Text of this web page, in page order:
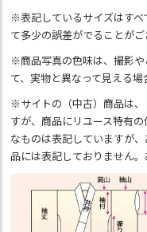
※表記しているサイズはすべ
て多少の誤差がでることがご
※商品写真の色味は、撮影
て、実物と異なって見える場
※サイトの（中古）商品は
すが、商品にリユース特有
なものは表記していますが
品には表記しておりません。